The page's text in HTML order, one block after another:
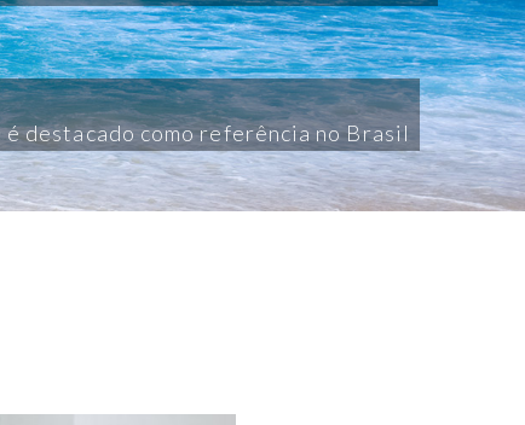
destacado como referência no Brasil